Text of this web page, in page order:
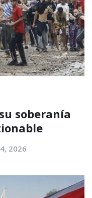
soberanía
2026